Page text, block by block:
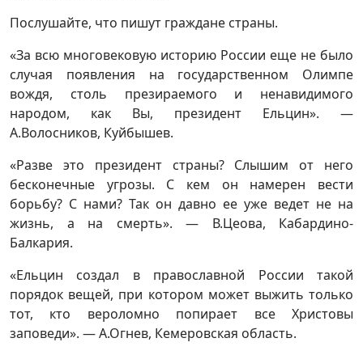
Послушайте, что пишут граждане страны.
«За всю многовековую историю России еще не было
случая появления на государственном Олимпе
вождя, столь презираемого и ненавидимого
народом, как Вы, президент Ельцин». —
А.Волосников, Куйбышев.
«Разве это президент страны? Слышим от него
бесконечные угрозы. С кем он намерен вести
борьбу? С нами? Так он давно ее уже ведет не на
жизнь, а на смерть». — В.Цеова, Кабардино-
Балкария.
«Ельцин создал в православной России такой
порядок вещей, при котором может выжить только
тот, кто вероломно попирает все Христовы
заповеди». — А.Огнев, Кемеровская область.